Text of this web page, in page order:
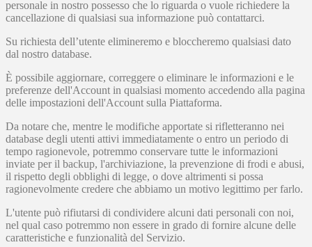
personale in nostro possesso che lo riguarda o vuole richiedere la
cancellazione di qualsiasi sua informazione può contattarci.
Su richiesta dell’utente elimineremo e bloccheremo qualsiasi dato
dal nostro database.
È possibile aggiornare, correggere o eliminare le informazioni e le
preferenze dell'Account in qualsiasi momento accedendo alla pagina
delle impostazioni dell'Account sulla Piattaforma.
Da notare che, mentre le modifiche apportate si rifletteranno nei
database degli utenti attivi immediatamente o entro un periodo di
tempo ragionevole, potremmo conservare tutte le informazioni
inviate per il backup, l'archiviazione, la prevenzione di frodi e abusi,
il rispetto degli obblighi di legge, o dove altrimenti si possa
ragionevolmente credere che abbiamo un motivo legittimo per farlo.
L'utente può rifiutarsi di condividere alcuni dati personali con noi,
nel qual caso potremmo non essere in grado di fornire alcune delle
caratteristiche e funzionalità del Servizio.